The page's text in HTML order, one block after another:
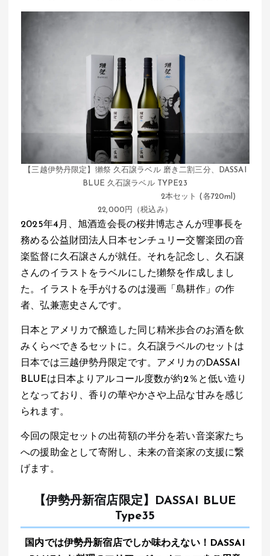
【三越伊勢丹限定】獺祭 久石譲ラベル 磨き二割三分、DASSAI
BLUE 久石譲ラベル TYPE23
2本セット (各720ml)
22,000円（税込み）
2025年4月、旭酒造会長の桜井博志さんが理事長を
務める公益財団法人日本センチュリー交響楽団の音
楽監督に久石譲さんが就任。それを記念し、久石譲
さんのイラストをラベルにした獺祭を作成しまし
た。イラストを手がけるのは漫画「島耕作」の作
者、弘兼憲史さんです。
日本とアメリカで醸造した同じ精米歩合のお酒を飲
みくらべできるセットに。久石譲ラベルのセットは
日本では三越伊勢丹限定です。アメリカのDASSAI
BLUEは日本よりアルコール度数が約2％と低い造り
となっており、香りの華やかさや上品な甘みを感じ
られます。
今回の限定セットの出荷額の半分を若い音楽家たち
への援助金として寄附し、未来の音楽家の支援に繋
げます。
【伊勢丹新宿店限定】DASSAI BLUE
Type35
国内では伊勢丹新宿店でしか味わえない！DASSAI